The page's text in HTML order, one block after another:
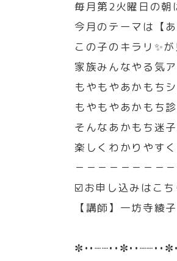
毎月第2火曜日の
今月のテーマは【
この子のキラリ✨
家族みんなやる気
もやもやあかもち
もやもやあかもち
そんなあかもち迷
楽しくわかりやす
－－－－－－－－
☑️お申し込みはこち
【講師】一坊寺綾子